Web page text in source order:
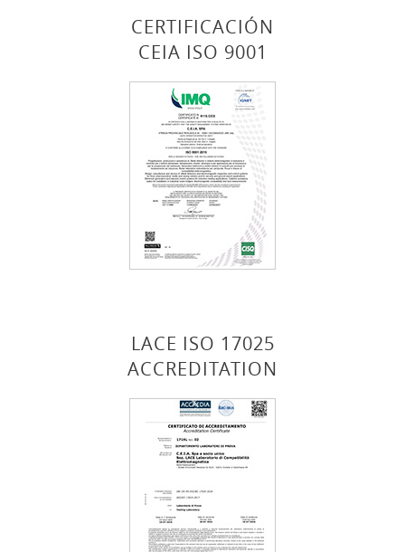
CERTIFICACIÓN
CEIA ISO 9001
LACE ISO 17025
ACCREDITATION